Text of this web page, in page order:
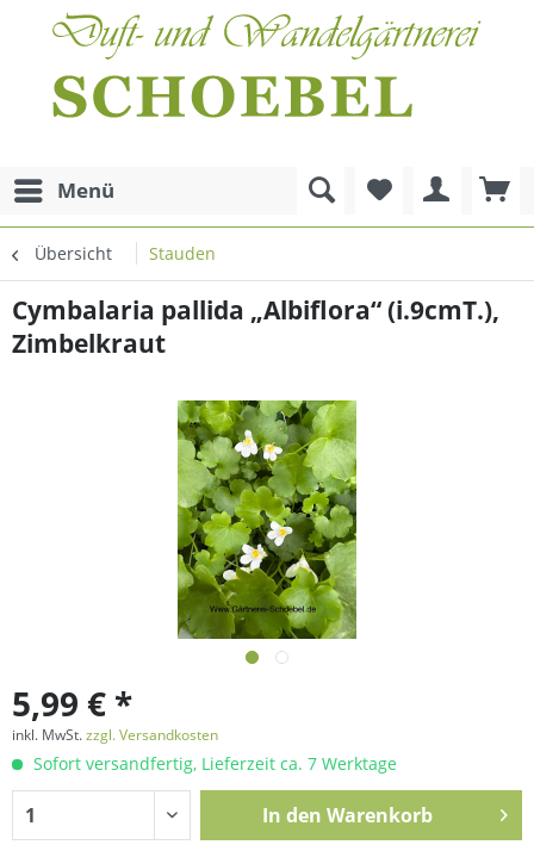
Menü
Übersicht Stauden
Cymbalaria pallida „Albiflora“ (i.9cmT.),
Zimbelkraut
5,99 € *
inkl. MwSt.zzgl. Versandkosten
Sofort versandfertig, Lieferzeit ca. 7 Werktage
In den Warenkorb